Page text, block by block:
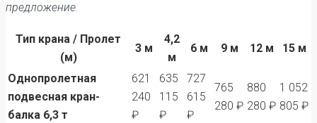
предложение.
Тип крана / Пролет
(м)
3 м
4,2
м
6 м 9 м 12 м 15 м
Однопролетная
подвесная кран-
балка 6,3 т
621
240
₽
635
115
₽
727
615
₽
765
280 ₽
880
280 ₽
1 052
805 ₽